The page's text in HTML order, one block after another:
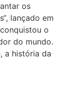
os
lançado em
o
do mundo.
a história da